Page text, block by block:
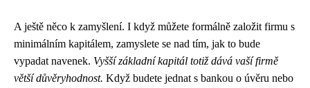
A ještě něco k zamyšlení. I když můžete formálně založit firmu s
minimálním kapitálem, zamyslete se nad tím, jak to bude
vypadat navenek. Vyšší základní kapitál totiž dává vaší firmě
větší důvěryhodnost. Když budete jednat s bankou o úvěru nebo